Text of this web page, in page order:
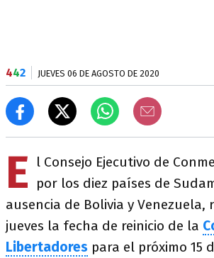
442 JUEVES 06 DE AGOSTO DE 2020
E
l Consejo Ejecutivo de
por los diez países de
ausencia de Bolivia y Venezuela,
jueves la fecha de reinicio de la
Libertadores para el próximo 15